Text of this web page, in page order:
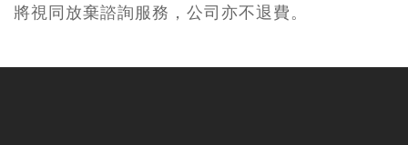
將視同放棄諮詢服務，公司亦不退費。